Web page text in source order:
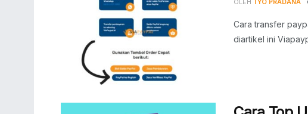
OLEH TYO PRADANA
Cara transfer
diartikel ini